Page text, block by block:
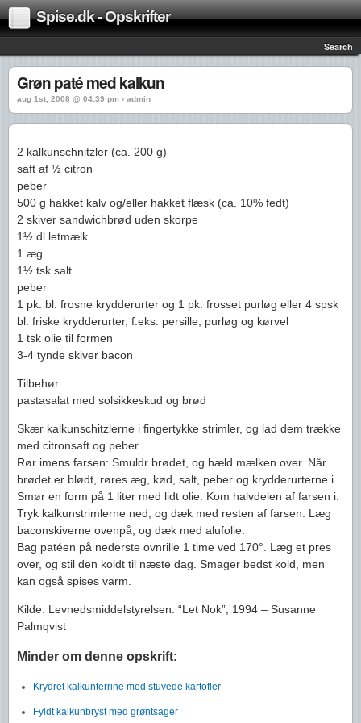
Spise.dk - Opskrifter
Search
Grøn paté med kalkun
aug 1st, 2008 @ 04:39 pm › admin
2 kalkunschnitzler (ca. 200 g)
saft af ½ citron
peber
500 g hakket kalv og/eller hakket flæsk (ca. 10% fedt)
2 skiver sandwichbrød uden skorpe
1½ dl letmælk
1 æg
1½ tsk salt
peber
1 pk. bl. frosne krydderurter og 1 pk. frosset purløg eller 4 spsk
bl. friske krydderurter, f.eks. persille, purløg og kørvel
1 tsk olie til formen
3-4 tynde skiver bacon
Tilbehør:
pastasalat med solsikkeskud og brød
Skær kalkunschitzlerne i fingertykke strimler, og lad dem trække
med citronsaft og peber.
Rør imens farsen: Smuldr brødet, og hæld mælken over. Når
brødet er blødt, røres æg, kød, salt, peber og krydderurterne i.
Smør en form på 1 liter med lidt olie. Kom halvdelen af farsen i.
Tryk kalkunstrimlerne ned, og dæk med resten af farsen. Læg
baconskiverne ovenpå, og dæk med alufolie.
Bag patéen på nederste ovnrille 1 time ved 170°. Læg et pres
over, og stil den koldt til næste dag. Smager bedst kold, men
kan også spises varm.
Kilde: Levnedsmiddelstyrelsen: “Let Nok”, 1994 – Susanne
Palmqvist
Minder om denne opskrift:
Krydret kalkunterrine med stuvede kartofler
Fyldt kalkunbryst med grøntsager